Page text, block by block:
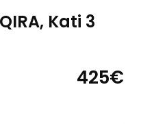
Kati 3
425€